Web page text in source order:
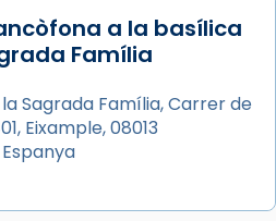
Barcelona
és juntament amb el
un dels que
prop Jesús.
a la basílica
Família
Sagrada Família, Carrer de
Eixample, 08013